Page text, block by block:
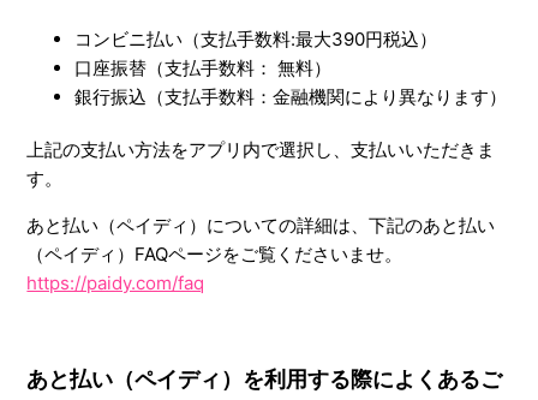
コンビニ払い（支払手数料:最大390円税込）
口座振替（支払手数料： 無料）
銀行振込（支払手数料：金融機関により異なります）
上記の支払い方法をアプリ内で選択し、支払いいただきま
す。
あと払い（ペイディ）についての詳細は、下記のあと払い
（ペイディ）FAQページをご覧くださいませ。
https://paidy.com/faq
あと払い（ペイディ）を利用する際によくあるご